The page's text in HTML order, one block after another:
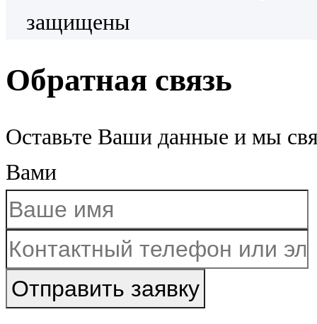
защищены
Обратная связь
Оставьте Ваши данные и мы
Вами